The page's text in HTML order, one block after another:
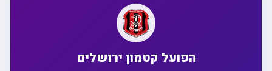
הפועל קטמון ירושלים